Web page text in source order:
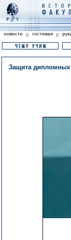
новости гостевая
Защита дипломных